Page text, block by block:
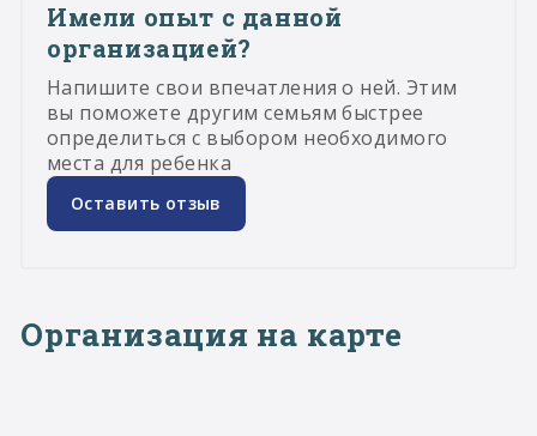
Имели опыт с данной
организацией?
Напишите свои впечатления о ней. Этим
вы поможете другим семьям быстрее
определиться с выбором необходимого
места для ребенка
Оставить отзыв
Организация на карте